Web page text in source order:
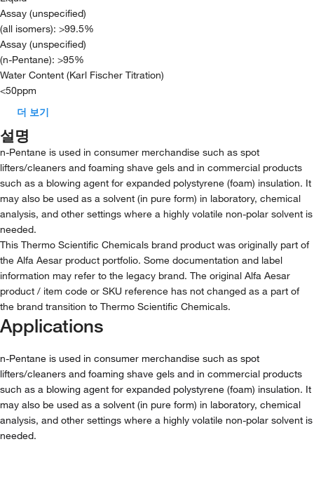
Assay (unspecified)
(all isomers): >99.5%
Assay (unspecified)
(n-Pentane): >95%
Water Content (Karl Fischer Titration)
<50ppm
더 보기
설명
n-Pentane is used in consumer merchandise such as spot
lifters/cleaners and foaming shave gels and in commercial products
such as a blowing agent for expanded polystyrene (foam) insulation. It
may also be used as a solvent (in pure form) in laboratory, chemical
analysis, and other settings where a highly volatile non-polar solvent is
needed.
This Thermo Scientific Chemicals brand product was originally part of
the Alfa Aesar product portfolio. Some documentation and label
information may refer to the legacy brand. The original Alfa Aesar
product / item code or SKU reference has not changed as a part of
the brand transition to Thermo Scientific Chemicals.
Applications
n-Pentane is used in consumer merchandise such as spot
lifters/cleaners and foaming shave gels and in commercial products
such as a blowing agent for expanded polystyrene (foam) insulation. It
may also be used as a solvent (in pure form) in laboratory, chemical
analysis, and other settings where a highly volatile non-polar solvent is
needed.